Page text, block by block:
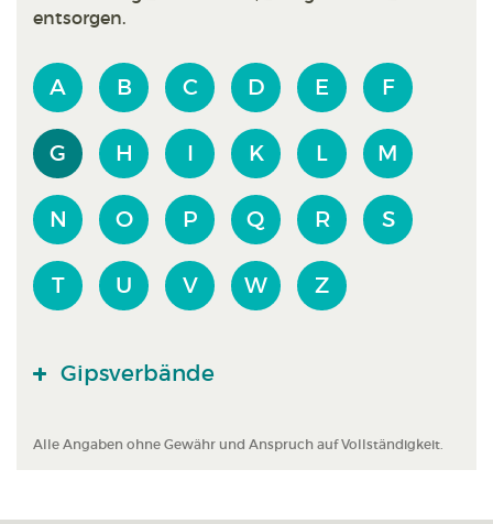
entsorgen.
A B C D E F
G H I K L M
N O P Q R S
T U V W Z
Gipsverbände
Alle Angaben ohne Gewähr und Anspruch auf Vollständigkeit.